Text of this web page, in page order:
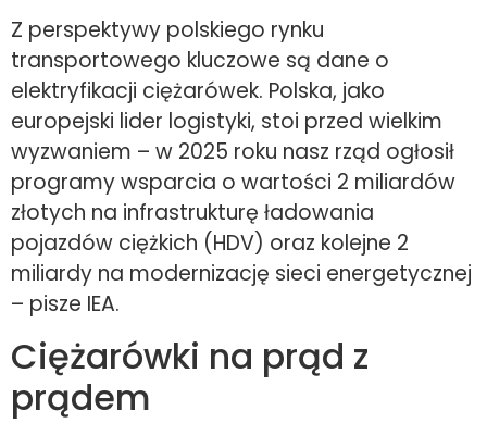
Z perspektywy polskiego rynku
transportowego kluczowe są dane o
elektryfikacji ciężarówek. Polska, jako
europejski lider logistyki, stoi przed wielkim
wyzwaniem – w 2025 roku nasz rząd ogłosił
programy wsparcia o wartości 2 miliardów
złotych na infrastrukturę ładowania
pojazdów ciężkich (HDV) oraz kolejne 2
miliardy na modernizację sieci energetycznej
– pisze IEA.
Ciężarówki na prąd z
prądem